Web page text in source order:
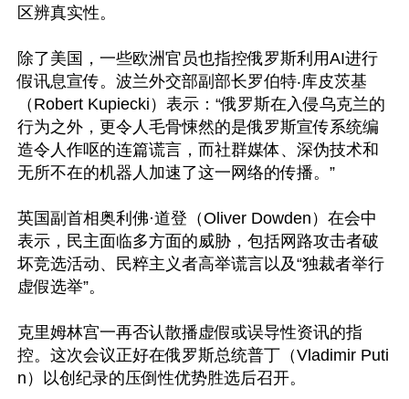
区辨真实性。
除了美国，一些欧洲官员也指控俄罗斯利用AI进行
假讯息宣传。波兰外交部副部长罗伯特‧库皮茨基
（Robert Kupiecki）表示：“俄罗斯在入侵乌克兰的
行为之外，更令人毛骨悚然的是俄罗斯宣传系统编
造令人作呕的连篇谎言，而社群媒体、深伪技术和
无所不在的机器人加速了这一网络的传播。”
英国副首相奥利佛·道登（Oliver Dowden）在会中
表示，民主面临多方面的威胁，包括网路攻击者破
坏竞选活动、民粹主义者高举谎言以及“独裁者举行
虚假选举”。
克里姆林宫一再否认散播虚假或误导性资讯的指
控。这次会议正好在俄罗斯总统普丁（Vladimir Puti
n）以创纪录的压倒性优势胜选后召开。